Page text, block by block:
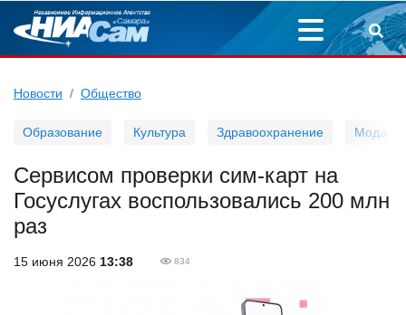
Новости Общество
Образование Культура Здравоохранение Мода
Сервисом проверки сим-карт на
Госуслугах воспользовались 200 млн
раз
15 июня 2026 13:38 834